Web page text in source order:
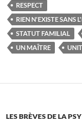
RESPECT
RIEN N'EXISTE SANS
STATUT FAMILIAL
UN MAÎTRE
LES BRÈVES DE LA